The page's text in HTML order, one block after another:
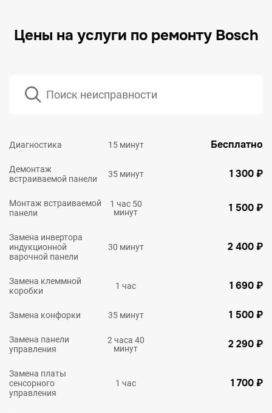
Цены на услуги по ремонту Bosch
Диагностика 15 минут Бесплатно
Демонтаж
встраиваемой панели
35 минут 1 300 ₽
Монтаж встраиваемой
панели
1 час 50
минут
1 500 ₽
Замена инвертора
индукционной
варочной панели
30 минут 2 400 ₽
Замена клеммной
коробки
1 час 1 690 ₽
Замена конфорки 35 минут 1 500 ₽
Замена панели
управления
2 часа 40
минут
2 290 ₽
Замена платы
сенсорного
управления
1 час 1 700 ₽